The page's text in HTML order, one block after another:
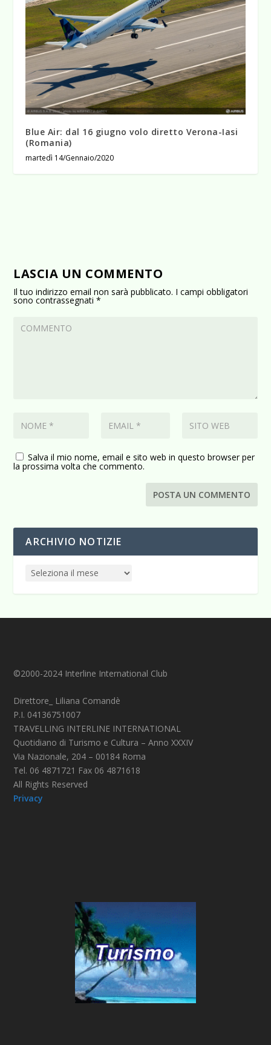
Blue Air: dal 16 giugno volo diretto Verona-Iasi
(Romania)
martedì 14/Gennaio/2020
LASCIA UN COMMENTO
Il tuo indirizzo email non sarà pubblicato. I campi obbligatori
sono contrassegnati*
Salva il mio nome, email e sito web in questo browser per
la prossima volta che commento.
ARCHIVIO NOTIZIE
©2000-2024 Interline International Club
Direttore_ Liliana Comandè
P.I. 04136751007
TRAVELLING INTERLINE INTERNATIONAL
Quotidiano di Turismo e Cultura – Anno XXXIV
Via Nazionale, 204 – 00184 Roma
Tel. 06 4871721 Fax 06 4871618
All Rights Reserved
Privacy